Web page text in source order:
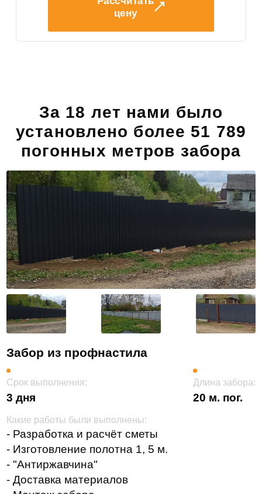
цену
За 18 лет нами было
установлено более 51 789
погонных метров забора
Забор из профнастила
Срок выполнения:
3 дня
Длина забора:
20 м. пог.
Какие работы были выполнены:
- Разработка и расчёт сметы
- Изготовление полотна 1, 5 м.
- "Антиржавчина"
- Доставка материалов